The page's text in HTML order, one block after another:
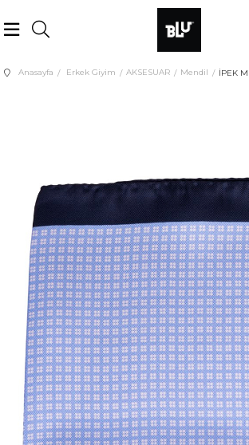
Anasayfa Erkek Giyim AKSESUAR Mendil